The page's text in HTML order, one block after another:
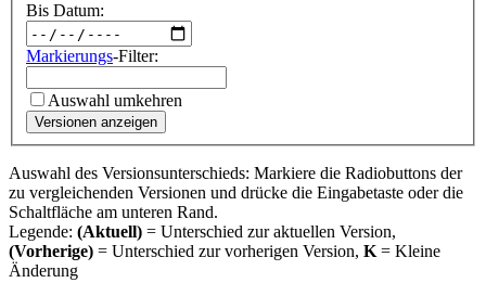
Bis Datum:
Markierungs-Filter:
Auswahl umkehren
Versionen anzeigen
Auswahl des Versionsunterschieds: Markiere die Radiobuttons der
zu vergleichenden Versionen und drücke die Eingabetaste oder die
Schaltfläche am unteren Rand.
Legende: (Aktuell) = Unterschied zur aktuellen Version,
(Vorherige) = Unterschied zur vorherigen Version, K= Kleine
Änderung